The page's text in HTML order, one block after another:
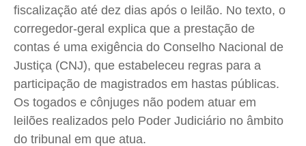
Quem Somos
Expediente
Anuncie
Termos de Uso
Privacidade
Quem Somos
Expediente
Anuncie
Termos de Uso
Privacidade
Quem Somos
Expediente
Anuncie
Termos de Uso
Privacidade
Quem Somos
Expediente
Anuncie
Termos de Uso
Privacidade
fiscalização até dez dias após o leilão. No texto, o
corregedor-geral explica que a prestação de
contas é uma exigência do Conselho Nacional de
Justiça (CNJ), que estabeleceu regras para a
participação de magistrados em hastas públicas.
Os togados e cônjuges não podem atuar em
leilões realizados pelo Poder Judiciário no âmbito
do tribunal em que atua.